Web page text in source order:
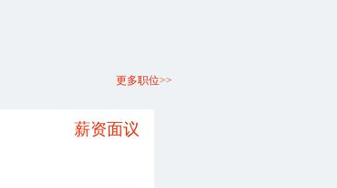
更多职位>>
薪资面议